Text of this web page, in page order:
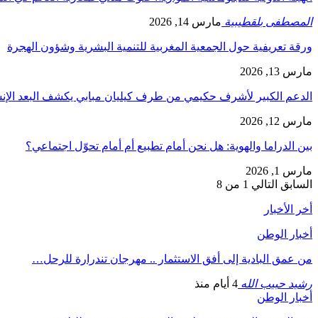
المصطفى بلقطيبية مارس 14, 2026
ورقة تعريفية حول الجمعية المغربية للتنمية البشرية وشؤون الهجرة
مارس 13, 2026
الدعم الكبير لأشرف حكيمي من طرف كيليان مبابي يكشف البعد
مارس 12, 2026
بين الدراما والهوية: هل نحن أمام تطبيع أم أمام تحوّل اجتماعي؟
مارس 1, 2026
السابق التالي 1 من 8
أخر الأخبار
أخبار الوطن
من عمق البادية إلى أفق الاستثمار .. مهرجان تندرارة للرحل…
رشيد حبيب الله 4 أيام منذ
أخبار الوطن